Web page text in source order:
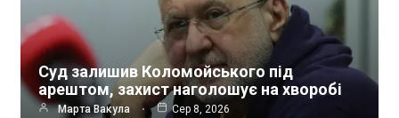
Суд залишив Коломойського під
арештом, захист наголошує на хворобі
Марта Вакула Сер 8, 2026